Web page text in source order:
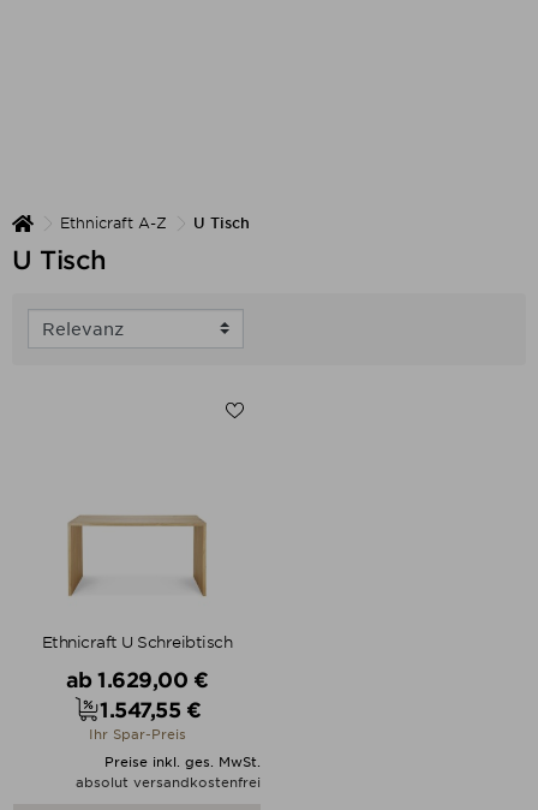
Ethnicraft A-Z U Tisch
U Tisch
Ethnicraft U Schreibtisch
Verkaufspreis
ab 1.629,00 €
Preis
1.547,55 €
Ihr Spar-Preis
Preise inkl. ges. MwSt.
absolut versandkostenfrei